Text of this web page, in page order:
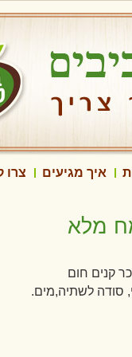
איך מגיעים צרו
מלא
קנים חום
סודה לשתיה,מים.